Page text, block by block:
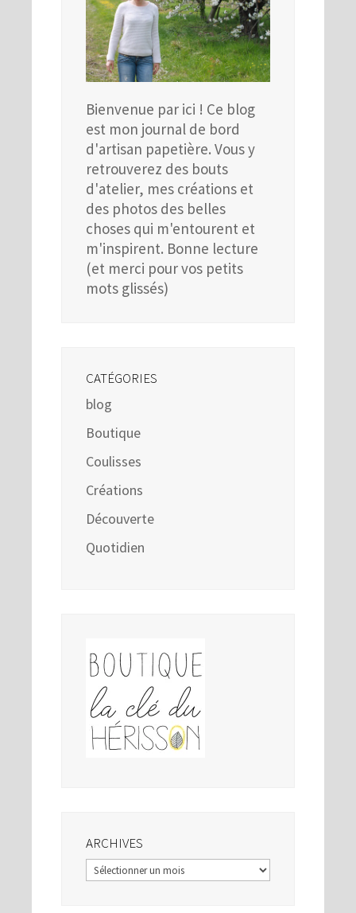
Bienvenue par ici ! Ce blog
est mon journal de bord
d'artisan papetière. Vous y
retrouverez des bouts
d'atelier, mes créations et
des photos des belles
choses qui m'entourent et
m'inspirent. Bonne lecture
(et merci pour vos petits
mots glissés)
CATÉGORIES
blog
Boutique
Coulisses
Créations
Découverte
Quotidien
ARCHIVES
Archives